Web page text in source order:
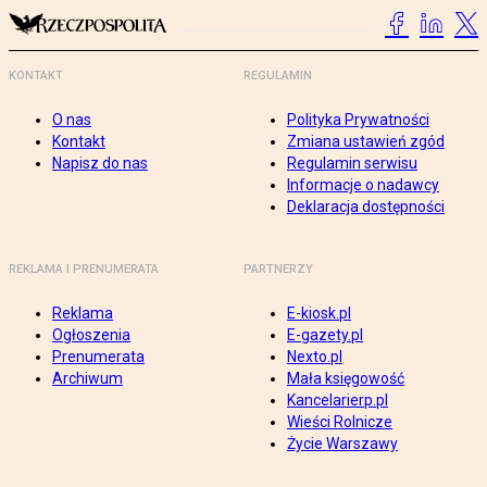
KONTAKT
O nas
Kontakt
Napisz do nas
REGULAMIN
Polityka Prywatności
Zmiana ustawień zgód
Regulamin serwisu
Informacje o nadawcy
Deklaracja dostępności
REKLAMA I PRENUMERATA
Reklama
Ogłoszenia
Prenumerata
Archiwum
PARTNERZY
E-kiosk.pl
E-gazety.pl
Nexto.pl
Mała księgowość
Kancelarierp.pl
Wieści Rolnicze
Życie Warszawy